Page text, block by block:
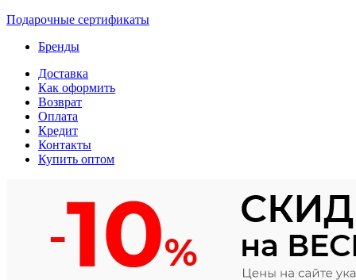
Подарочные сертификаты
Бренды
Доставка
Как оформить
Возврат
Оплата
Кредит
Контакты
Купить оптом